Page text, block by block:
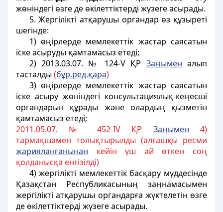
жөніндегі өзге де өкілеттіктерді жүзеге асырады.
5. Жергілікті атқарушы органдар өз құзыретi
шегiнде:
1) өңiрлерде мемлекеттік жастар саясатын
іске асыруды қамтамасыз етедi;
2) 2013.03.07. № 124-V ҚР Заңымен алып
тасталды(бұр.ред.қара)
3) өңiрлерде мемлекеттік жастар саясатын
іске асыру жөнiндегі консультациялық-кеңесшi
органдарын құрады және олардың қызметiн
қамтамасыз етедi;
2011.05.07. № 452-IV ҚР Заңымен 4)
тармақшамен толықтырылды (алғашқы ресми
жарияланғанынан кейін үш ай өткен соң
қолданысқа енгізілді)
4) жергілікті мемлекеттік басқару мүддесінде
Қазақстан Республикасының заңнамасымен
жергілікті атқарушы органдарға жүктелетін өзге
де өкілеттіктерді жүзеге асырады.